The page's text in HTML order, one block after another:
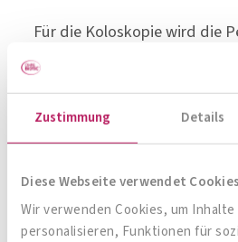
Zustimmung Details
Diese Webseite verwendet Cookies
Wir verwenden Cookies, um
personalisieren, Funktionen für
Für die Koloskopie wird die
bequeme Seitenlage
das Koloskop, welches
Schlauch ähnelt, mithilfe
After eingeführt. Damit sich
besser
glätten
, wird Luft in
um selbst
kleinste
sehen zu können. Hier